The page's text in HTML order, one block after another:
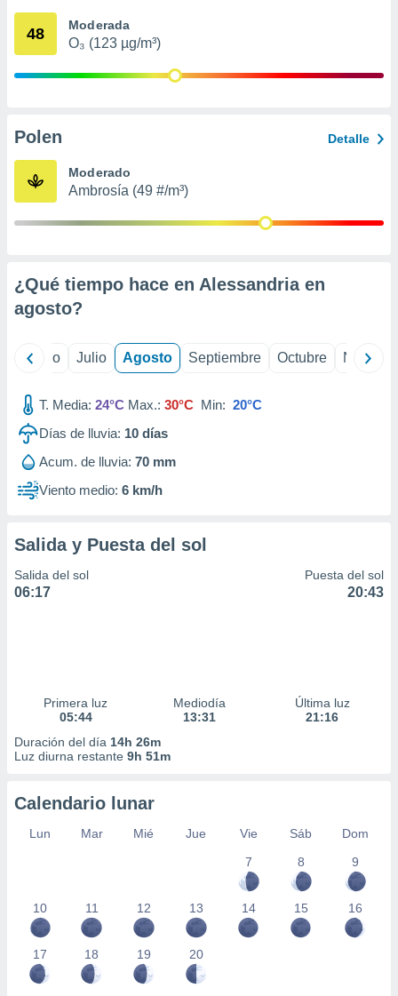
mediante
publicidad
de
48 Moderada
O₃ (123 µg/m³)
Polen Detalle
Moderado
Ambrosía (49 #/m³)
¿Qué tiempo hace en Alessandria en
agosto?
Junio Julio Agosto Septiembre Octubre
T. Media: 24°C Max.: 30°C Min: 20°C
Días de lluvia: 10 días
Acum. de lluvia: 70 mm
Viento medio: 6 km/h
Salida y Puesta del sol
Salida del sol
06:17
Puesta del sol
20:43
Primera luz
05:44
Mediodía
13:31
Última luz
21:16
Duración del día 14h 26m
Luz diurna restante 9h 51m
Calendario lunar
Lun Mar Mié Jue Vie Sáb
Dom
7
8 9
10 11 12 13 14 15 16
17 18 19 20